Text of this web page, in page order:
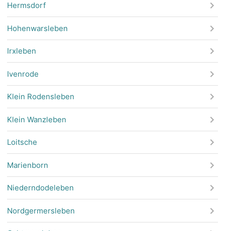
Hermsdorf
Hohenwarsleben
Irxleben
Ivenrode
Klein Rodensleben
Klein Wanzleben
Loitsche
Marienborn
Niederndodeleben
Nordgermersleben